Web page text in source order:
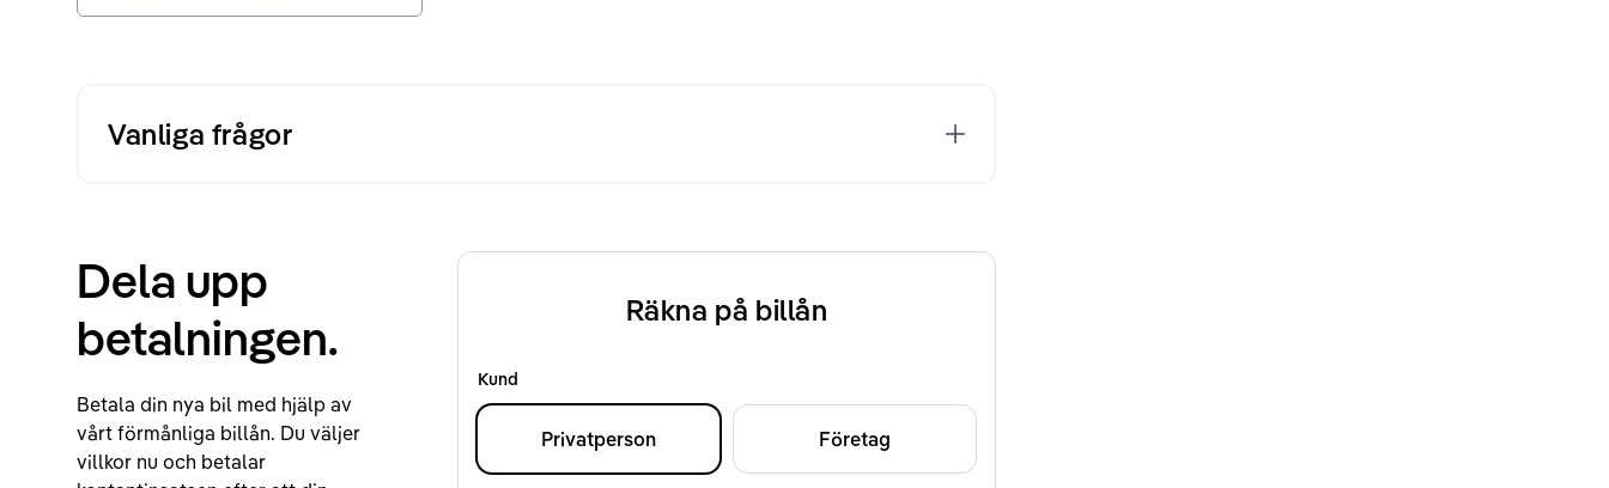
Vanliga frågor
Dela upp
betalningen.
Betala din nya bil med hjälp av
vårt förmånliga billån. Du väljer
villkor nu och betalar
Räkna på billån
Kund
Privatperson Företag